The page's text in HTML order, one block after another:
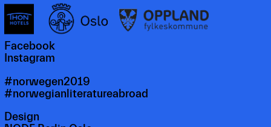
Facebook
Instagram
#norwegen2019
#norwegianliteratureabroad
Design